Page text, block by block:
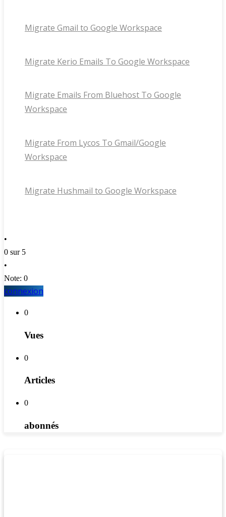
Migrate Gmail to Google Workspace
Migrate Kerio Emails To Google Workspace
Migrate Emails From Bluehost To Google
Workspace
Migrate From Lycos To Gmail/Google
Workspace
Migrate Hushmail to Google Workspace
•
0 sur 5
•
Note: 0
connexion
0
Vues
0
Articles
0
abonnés